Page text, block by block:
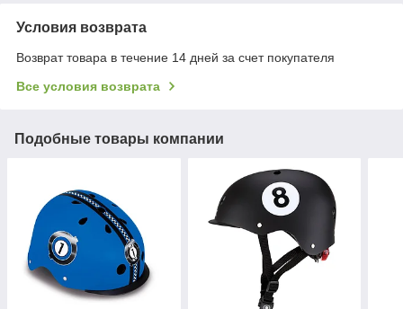
Условия возврата
Возврат товара в течение 14 дней за счет покупателя
Все условия возврата
Подобные товары компании